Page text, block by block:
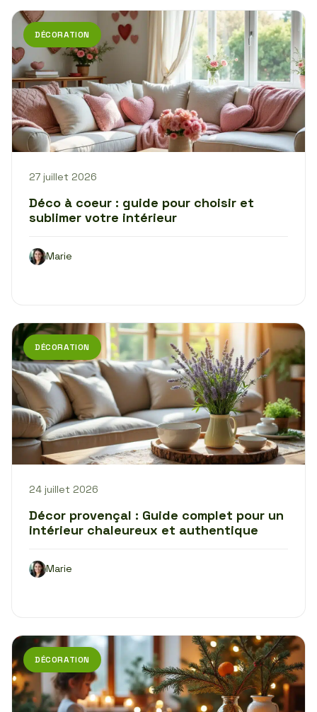
DÉCORATION
27 juillet 2026
Déco à coeur : guide pour choisir et
sublimer votre intérieur
Marie
DÉCORATION
24 juillet 2026
Décor provençal : Guide complet pour un
intérieur chaleureux et authentique
Marie
DÉCORATION